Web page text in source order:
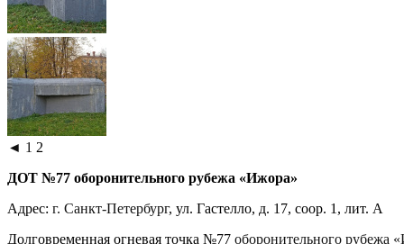
◄ 1 2
ДОТ №77 оборонительного рубежа «Ижора»
Адрес: г. Санкт-Петербург, ул. Гастелло, д. 17, соор. 1, лит. А
Долговременная огневая точка №77 оборонительного рубежа